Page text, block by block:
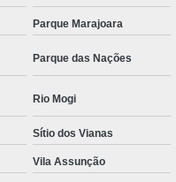
Parque Marajoara
Parque das Nações
Rio Mogi
Sítio dos Vianas
Vila Assunção